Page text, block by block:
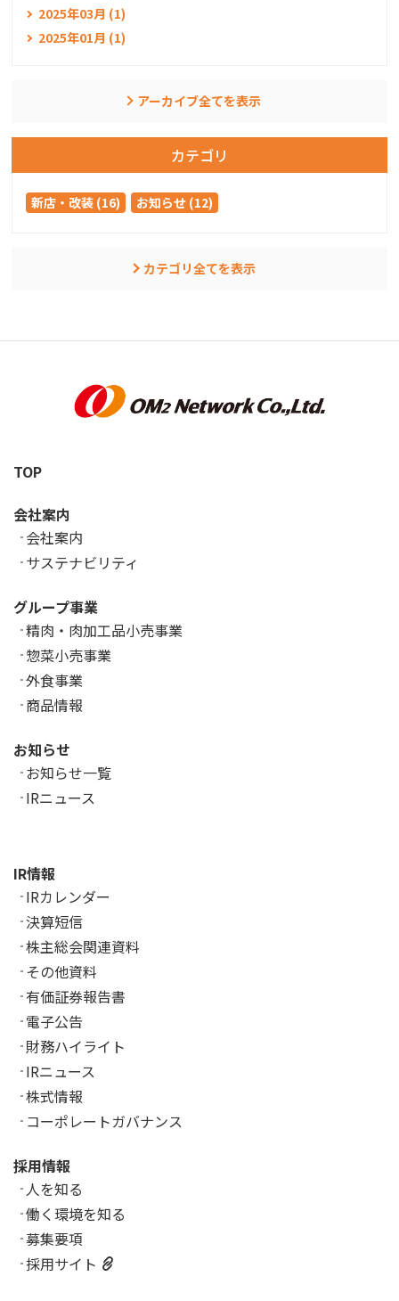
2025年03月 (1)
2025年01月 (1)
アーカイブ全てを表示
カテゴリ
新店・改装 (16) お知らせ (12)
カテゴリ全てを表示
TOP
会社案内
会社案内
サステナビリティ
グループ事業
精肉・肉加工品小売事業
惣菜小売事業
外食事業
商品情報
お知らせ
お知らせ一覧
IRニュース
IR情報
IRカレンダー
決算短信
株主総会関連資料
その他資料
有価証券報告書
電子公告
財務ハイライト
IRニュース
株式情報
コーポレートガバナンス
採用情報
人を知る
働く環境を知る
募集要項
採用サイト